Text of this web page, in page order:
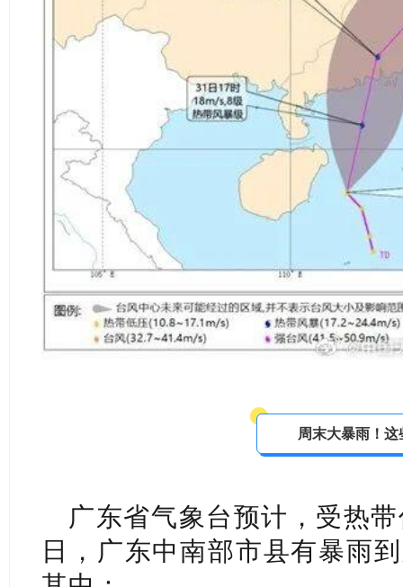
周末大暴雨！
广东省气象台预计，受热
日，广东中南部市县有暴雨